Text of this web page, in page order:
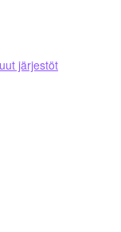
järjestöt